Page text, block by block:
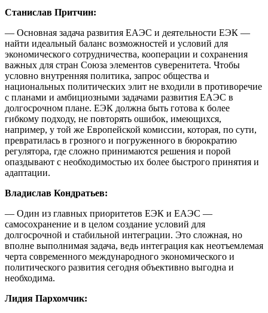
Станислав Притчин:
— Основная задача развития ЕАЭС и деятельности ЕЭК —
найти идеальный баланс возможностей и условий для
экономического сотрудничества, кооперации и сохранения
важных для стран Союза элементов суверенитета. Чтобы
условно внутренняя политика, запрос общества и
национальных политических элит не входили в противоречие
с планами и амбициозными задачами развития ЕАЭС в
долгосрочном плане. ЕЭК должна быть готова к более
гибкому подходу, не повторять ошибок, имеющихся,
например, у той же Европейской комиссии, которая, по сути,
превратилась в грозного и погруженного в бюрократию
регулятора, где сложно принимаются решения и порой
опаздывают с необходимостью их более быстрого принятия и
адаптации.
Владислав Кондратьев:
— Один из главных приоритетов ЕЭК и ЕАЭС —
самосохранение и в целом создание условий для
долгосрочной и стабильной интеграции. Это сложная, но
вполне выполнимая задача, ведь интеграция как неотъемлемая
черта современного международного экономического и
политического развития сегодня объективно выгодна и
необходима.
Лидия Пархомчик: